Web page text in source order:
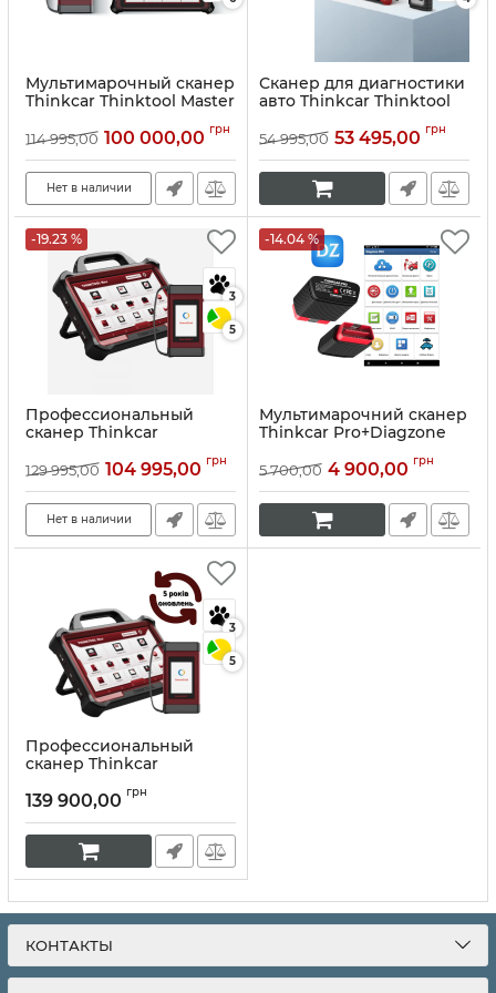
Мультимарочный сканер
Thinkcar Thinktool Master
Артикул:10150
114 995,00 100 000,00 грн
Нет в наличии
Сканер для диагностики
авто Thinkcar Thinktool
Артикул:10149
54 995,00 53 495,00 грн
-19.23 %
3
5
Профессиональный
сканер Thinkcar
Артикул:10076
129 995,00 104 995,00 грн
Нет в наличии
-14.04 %
Мультимарочний сканер
Thinkcar Pro+Diagzone
Артикул:10135
5 700,00 4 900,00 грн
3
5
Профессиональный
сканер Thinkcar
Ultra
Артикул:10099
139 900,00 грн
КОНТАКТЫ